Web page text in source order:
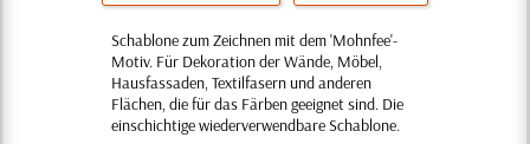
Schablone zum Zeichnen mit dem 'Mohnfee'-
Motiv. Für Dekoration der Wände, Möbel,
Hausfassaden, Textilfasern und anderen
Flächen, die für das Färben geeignet sind. Die
einschichtige wiederverwendbare Schablone.